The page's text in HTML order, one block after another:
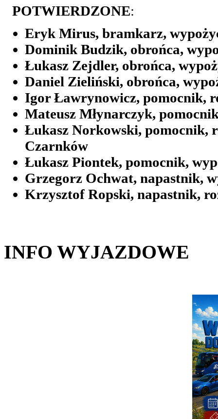
POTWIERDZONE:
Eryk Mirus, bramkarz,
Dominik Budzik, obrońca,
Łukasz Zejdler, obrońca,
Daniel Zieliński, obrońca,
Igor Ławrynowicz, pomocnik,
Mateusz Młynarczyk,
Łukasz Norkowski, pomocnik,
Czarnków
Łukasz Piontek, pomocnik,
Grzegorz Ochwat, napastnik,
Krzysztof Ropski, napastnik,
INFO WYJAZDOWE